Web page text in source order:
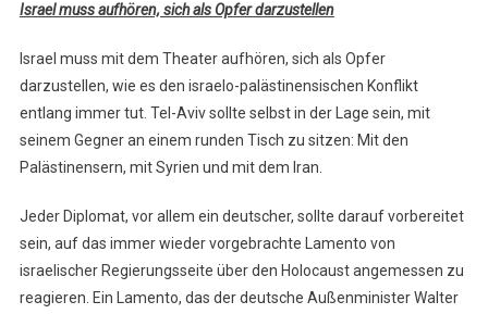
Israel muss aufhören, sich als Opfer darzustellen
Israel muss mit dem Theater aufhören, sich als Opfer
darzustellen, wie es den israelo-palästinensischen Konflikt
entlang immer tut. Tel-Aviv sollte selbst in der Lage sein, mit
seinem Gegner an einem runden Tisch zu sitzen: Mit den
Palästinensern, mit Syrien und mit dem Iran.
Jeder Diplomat, vor allem ein deutscher, sollte darauf vorbereitet
sein, auf das immer wieder vorgebrachte Lamento von
israelischer Regierungsseite über den Holocaust angemessen zu
reagieren. Ein Lamento, das der deutsche Außenminister Walter